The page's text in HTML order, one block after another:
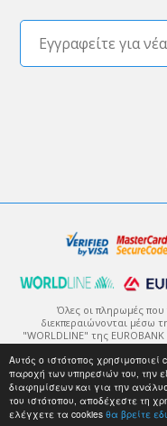
Αυτός ο ιστότοπος χρησιμοποιεί
παροχή των υπηρεσιών του, την
διαφημίσεων και για την
του ιστότοπου, αποδέχεστε τη
ελέγχετε τα cookies θα βρείτε
Όλες οι πληρωμές
διεκπεραιώνονται μέσω
"WORLDLINE" της
πρωτόκολλο
Η κρυπτογράφηση είναι
μέχρι αυτή να φτάσει στον
να την